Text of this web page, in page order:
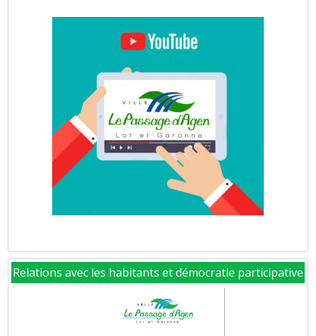
Relations avec les habitants et démocratie participative